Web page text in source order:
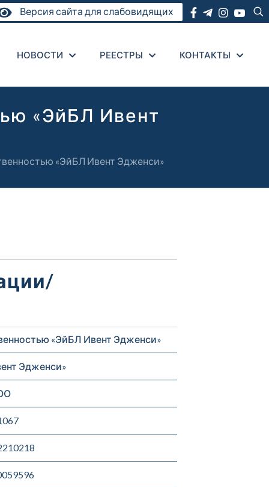
Версия сайта для слабовидящих
НОВОСТИ РЕЕСТРЫ КОНТАКТЫ
«ЭйБЛ Ивент
«ЭйБЛ Ивент Эдженси»
«ЭйБЛ Ивент Эдженси»
Эдженси»